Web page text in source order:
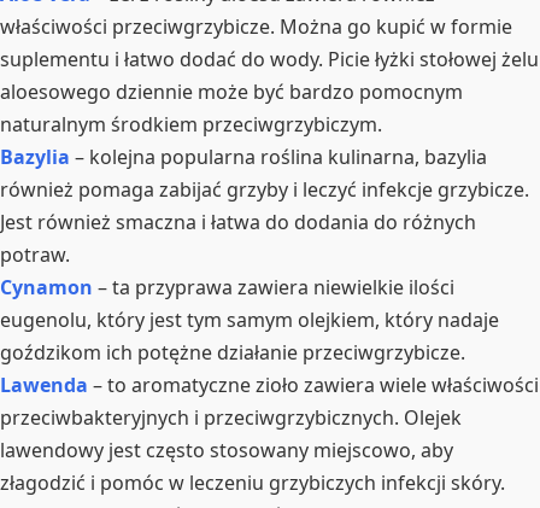
właściwości przeciwgrzybicze. Można go kupić w formie
suplementu i łatwo dodać do wody. Picie łyżki stołowej żelu
aloesowego dziennie może być bardzo pomocnym
naturalnym środkiem przeciwgrzybiczym.
Bazylia – kolejna popularna roślina kulinarna, bazylia
również pomaga zabijać grzyby i leczyć infekcje grzybicze.
Jest również smaczna i łatwa do dodania do różnych
potraw.
Cynamon – ta przyprawa zawiera niewielkie ilości
eugenolu, który jest tym samym olejkiem, który nadaje
goździkom ich potężne działanie przeciwgrzybicze.
Lawenda – to aromatyczne zioło zawiera wiele właściwości
przeciwbakteryjnych i przeciwgrzybicznych. Olejek
lawendowy jest często stosowany miejscowo, aby
złagodzić i pomóc w leczeniu grzybiczych infekcji skóry.